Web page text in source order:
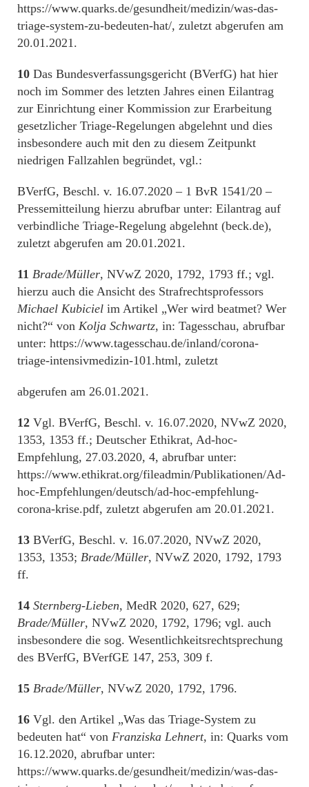
https://www.quarks.de/gesundheit/medizin/was-das-
triage-system-zu-bedeuten-hat/, zuletzt abgerufen am
20.01.2021.
10 Das Bundesverfassungsgericht (BVerfG) hat hier
noch im Sommer des letzten Jahres einen Eilantrag
zur Einrichtung einer Kommission zur Erarbeitung
gesetzlicher Triage-Regelungen abgelehnt und dies
insbesondere auch mit den zu diesem Zeitpunkt
niedrigen Fallzahlen begründet, vgl.:
BVerfG, Beschl. v. 16.07.2020 – 1 BvR 1541/20 –
Pressemitteilung hierzu abrufbar unter: Eilantrag auf
verbindliche Triage-Regelung abgelehnt (beck.de),
zuletzt abgerufen am 20.01.2021.
11 Brade/Müller, NVwZ 2020, 1792, 1793 ff.; vgl.
hierzu auch die Ansicht des Strafrechtsprofessors
Michael Kubiciel im Artikel „Wer wird beatmet? Wer
nicht?“ von Kolja Schwartz, in: Tagesschau, abrufbar
unter: https://www.tagesschau.de/inland/corona-
triage-intensivmedizin-101.html, zuletzt
abgerufen am 26.01.2021.
12 Vgl. BVerfG, Beschl. v. 16.07.2020, NVwZ 2020,
1353, 1353 ff.; Deutscher Ethikrat, Ad-hoc-
Empfehlung, 27.03.2020, 4, abrufbar unter:
https://www.ethikrat.org/fileadmin/Publikationen/Ad-
hoc-Empfehlungen/deutsch/ad-hoc-empfehlung-
corona-krise.pdf, zuletzt abgerufen am 20.01.2021.
13 BVerfG, Beschl. v. 16.07.2020, NVwZ 2020,
1353, 1353; Brade/Müller, NVwZ 2020, 1792, 1793
ff.
14 Sternberg-Lieben, MedR 2020, 627, 629;
Brade/Müller, NVwZ 2020, 1792, 1796; vgl. auch
insbesondere die sog. Wesentlichkeitsrechtsprechung
des BVerfG, BVerfGE 147, 253, 309 f.
15 Brade/Müller, NVwZ 2020, 1792, 1796.
16 Vgl. den Artikel „Was das Triage-System zu
bedeuten hat“ von Franziska Lehnert, in: Quarks vom
16.12.2020, abrufbar unter:
https://www.quarks.de/gesundheit/medizin/was-das-